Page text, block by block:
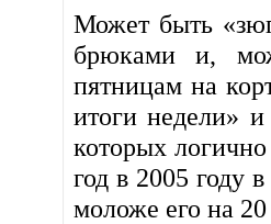
Может быть
брюками и,
пятницам на
итоги недели»
которых
год в 2005 году
моложе его на 20